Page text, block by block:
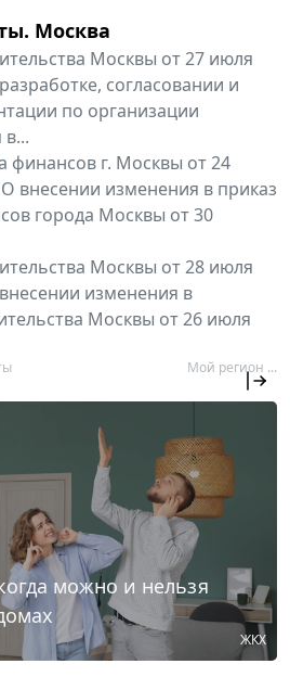
Москва
Москвы от 27 июля
согласовании и
по организации
финансов г. Москвы от 24
внесении изменения в приказ
города Москвы от 30
Москвы от 28 июля
изменения в
Москвы от 26 июля
Мой регион ...
можно и нельзя
ЖКХ